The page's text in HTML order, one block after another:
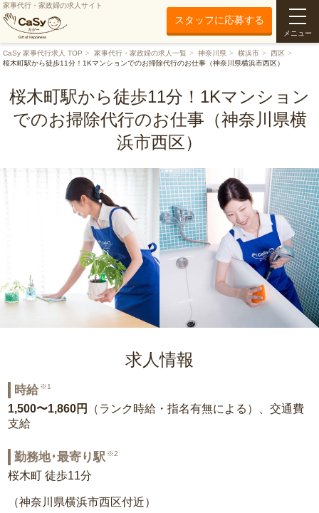
家事代行・家政婦の求人サイト
スタッフに応募する
メニュー
CaSy 家事代行求人 TOP 家事代行・家政婦の求人一覧 神奈川県 横浜市
西区
桜木町駅から徒歩11分！1Kマンションでのお掃除代行のお仕事（神奈川県横浜市西区）
桜木町駅から徒歩11分！1Kマンション
でのお掃除代行のお仕事（神奈川県横
浜市西区）
求人情報
時給 ※1
1,500〜1,860円
（ランク時給・指名有無による）、交通費
支給
勤務地･最寄り駅 ※2
桜木町 徒歩11分
（神奈川県横浜市西区付近）